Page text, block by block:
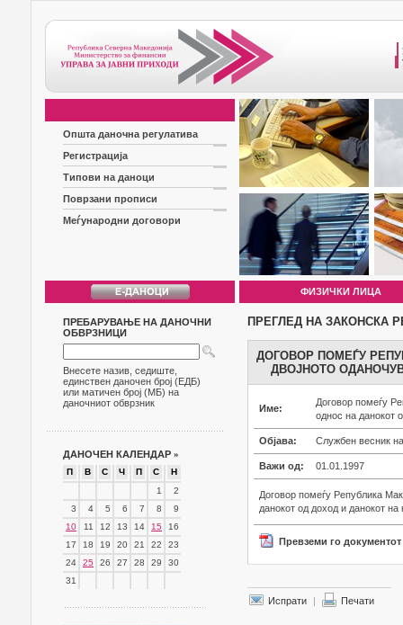
Општа даночна регулатива
Регистрација
Типови на даноци
Поврзани прописи
Меѓународни договори
ФИЗИЧКИ ЛИЦА
ПРЕБАРУВАЊЕ НА ДАНОЧНИ
ОБВРЗНИЦИ
Внесете назив, седиште,
единствен даночен број (ЕДБ)
или матичен број (МБ) на
даночниот обврзник
ДАНОЧЕН КАЛЕНДАР »
П В С Ч П С
Н
1
2
3
4 5 6 7 8
9
10
11 12 13 14 15
16
17
18 19 20 21 22
23
24
25 26 27 28 29
30
31
ПРЕГЛЕД НА ЗАКОНСКА
ДОГОВОР ПОМЕЃУ
ДВОЈНОТО
Име:
Договор помеѓу
однос на данокот
Објава: Службен весник
Важи од: 01.01.1997
Договор помеѓу Република
данокот од доход и данокот на
Превземи го документот
Испрати | Печати